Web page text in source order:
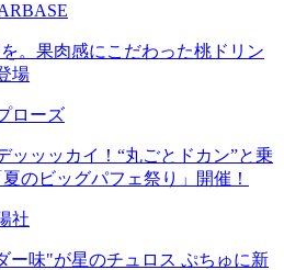
。果肉感にこだわった桃ドリン
場
ローズ
ッッッカイ！“丸ごとドカン”と乗
のビッグパフェ祭り」開催！
社
ー味"が星のチュロス ぷちゅに新